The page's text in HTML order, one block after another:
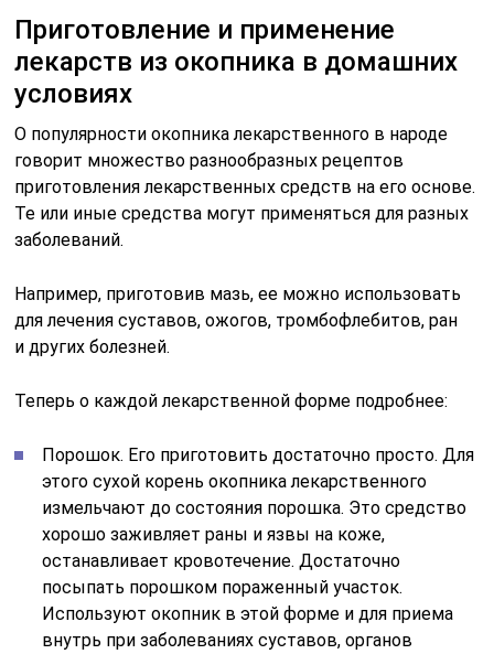
Приготовление и применение
лекарств из окопника в домашних
условиях
О популярности окопника лекарственного в народе
говорит множество разнообразных рецептов
приготовления лекарственных средств на его основе.
Те или иные средства могут применяться для разных
заболеваний.
Например, приготовив мазь, ее можно использовать
для лечения суставов, ожогов, тромбофлебитов, ран
и других болезней.
Теперь о каждой лекарственной форме подробнее:
Порошок. Его приготовить достаточно просто. Для
этого сухой корень окопника лекарственного
измельчают до состояния порошка. Это средство
хорошо заживляет раны и язвы на коже,
останавливает кровотечение. Достаточно
посыпать порошком пораженный участок.
Используют окопник в этой форме и для приема
внутрь при заболеваниях суставов, органов